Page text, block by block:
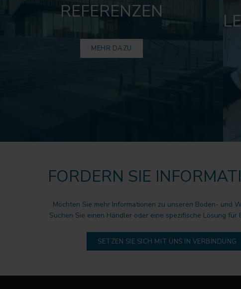
REFERENZEN
MEHR DAZU
FORDERN SIE
Möchten Sie mehr Informationen zu unseren Boden- und
Suchen Sie einen Händler oder eine spezifische Lösung für
SETZEN SIE SICH MIT UNS IN VERBINDUNG